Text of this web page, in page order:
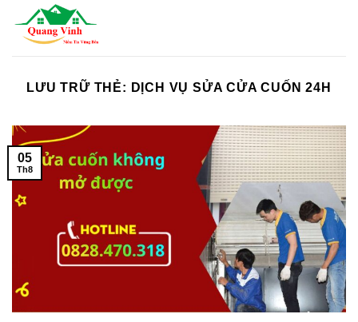
qua
LƯU TRỮ THẺ: DỊCH VỤ SỬA CỬA CUỐN 24H
05
Th8